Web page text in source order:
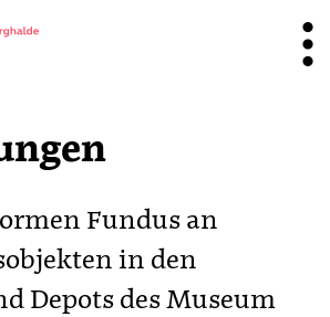
Fundus an
in den
Depots des Museum